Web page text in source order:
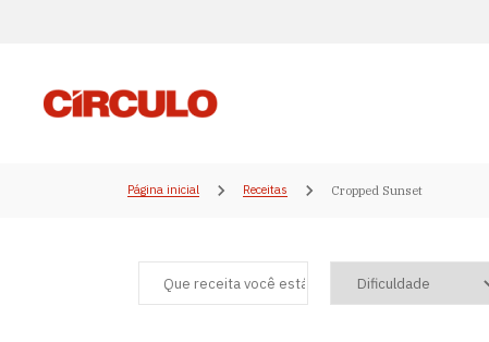
Página inicial Receitas Cropped Sunset